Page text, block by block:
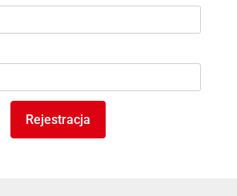
Rejestracja